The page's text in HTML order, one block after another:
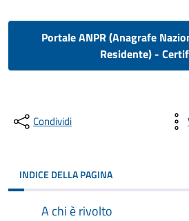
Portale ANPR (Anagrafe
Residente) -
Condividi
INDICE DELLA PAGINA
A chi è rivolto